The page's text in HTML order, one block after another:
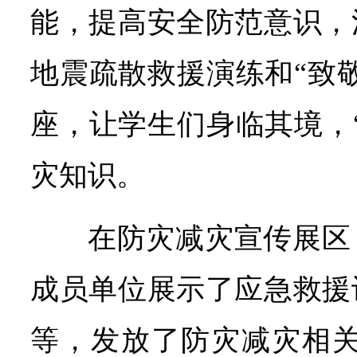
能，提高安全防范意识
地震疏散救援演练和“致
座，让学生们身临其境
灾知识。
在防灾减灾宣传展
成员单位展示了应急救
等，发放了防灾减灾相